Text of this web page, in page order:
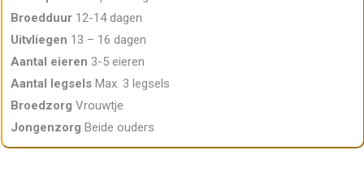
Broedduur12-14 dagen
Uitvliegen 13 – 16 dagen
Aantal eieren 3-5 eieren
Aantal legselsMax. 3 legsels
Broedzorg Vrouwtje
Jongenzorg Beide ouders